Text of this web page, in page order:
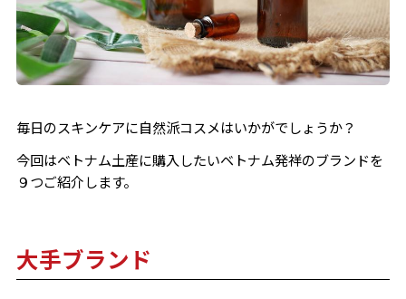
毎日のスキンケアに自然派コスメはいかがでしょうか？
今回はベトナム土産に購入したいベトナム発祥のブランドを
９つご紹介します。
大手ブランド